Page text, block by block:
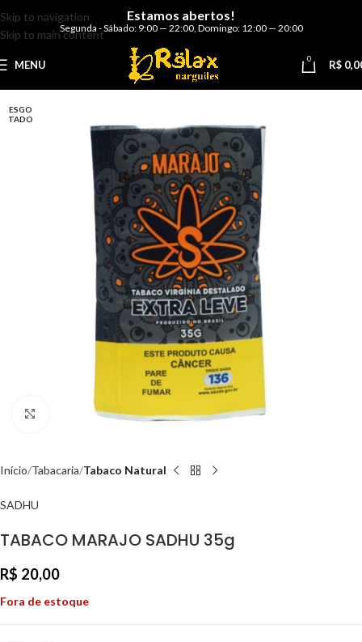
Skip to navigation
Skip to main content
Estamos abertos!
Segunda - Sábado: 9:00 — 22:00, Domingo: 12:00 — 20:00
MENU 0 R$
ESGO
TADO
Clique para ampliar
Início Tabacaria Tabaco Natural
SADHU
TABACO MARAJO SADHU 35g
R$ 20,00
Fora de estoque